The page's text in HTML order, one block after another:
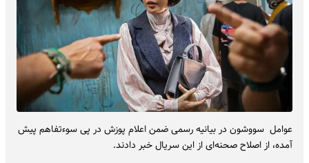
عوامل سووشون در بیانیه رسمی ضمن اعلام پوزش در پی سوءتفاهم پیش
آمده، از اصلاح صحنه‌ای از این سریال خبر دادند.